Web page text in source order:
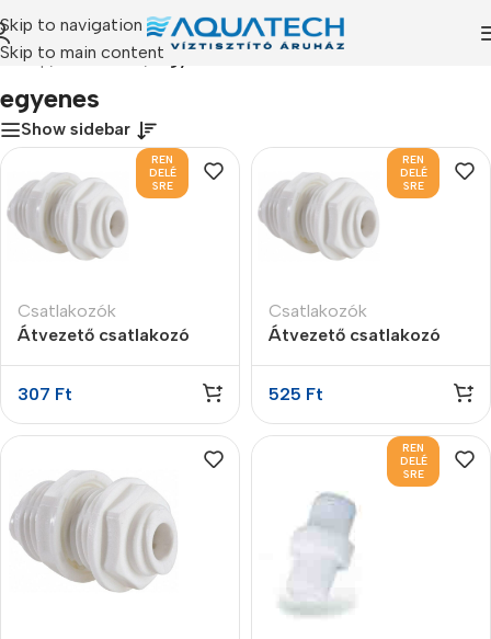
Skip to navigation
Skip to main content
/ Termékeink/“egyenes” címkével rendelkező termékek
egyenes
Show sidebar
REN
DELÉ
SRE
Csatlakozók
Átvezető csatlakozó
307 Ft
REN
DELÉ
SRE
Csatlakozók
Átvezető csatlakozó
525 Ft
REN
DELÉ
SRE